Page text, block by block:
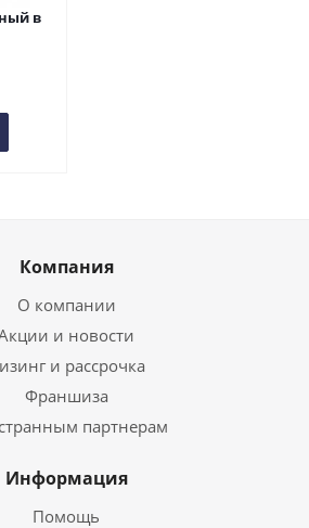
в
Компания
О компании
и новости
и рассрочка
Франшиза
партнерам
Информация
Помощь